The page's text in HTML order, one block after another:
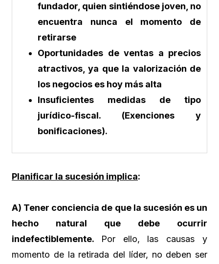
fundador, quien sintiéndose joven, no
encuentra nunca el momento de
retirarse
Oportunidades de ventas a precios
atractivos, ya que la valorización de
los negocios es hoy más alta
Insuficientes medidas de tipo
jurídico-fiscal. (Exenciones y
bonificaciones).
Planificar la sucesión implica:
A) Tener conciencia de que la sucesión es un
hecho natural que debe ocurrir
indefectiblemente.
Por ello, las causas y
momento de la retirada del líder, no deben ser